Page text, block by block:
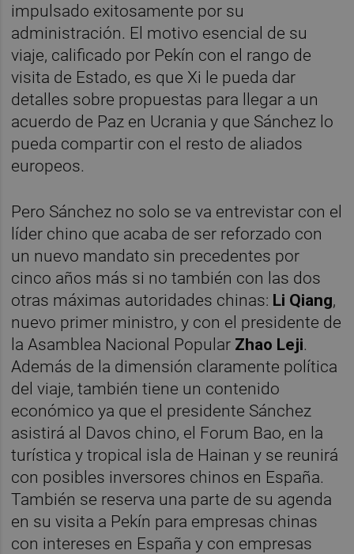
impulsado exitosamente por su
administración. El motivo esencial de su
viaje, calificado por Pekín con el rango de
visita de Estado, es que Xi le pueda dar
detalles sobre propuestas para llegar a un
acuerdo de Paz en Ucrania y que Sánchez lo
pueda compartir con el resto de aliados
europeos.
Pero Sánchez no solo se va entrevistar con el
líder chino que acaba de ser reforzado con
un nuevo mandato sin precedentes por
cinco años más si no también con las dos
otras máximas autoridades chinas: Li Qiang,
nuevo primer ministro, y con el presidente de
la Asamblea Nacional Popular Zhao Leji.
Además de la dimensión claramente política
del viaje, también tiene un contenido
económico ya que el presidente Sánchez
asistirá al Davos chino, el Forum Bao, en la
turística y tropical isla de Hainan y se reunirá
con posibles inversores chinos en España.
También se reserva una parte de su agenda
en su visita a Pekín para empresas chinas
con intereses en España y con empresas